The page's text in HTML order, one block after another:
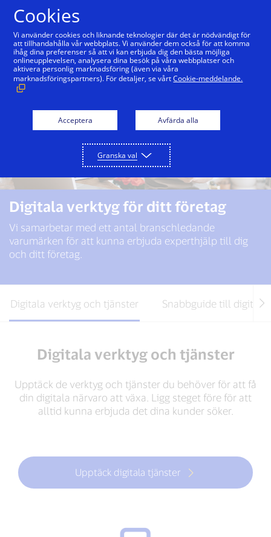
Digitala verktyg för ditt företag
Vi samarbetar med ett antal branschledande
varumärken för att kunna erbjuda experthjälp till dig
och ditt företag.
Digitala verktyg och tjänster Snabbguide till
Digitala verktyg och tjänster
Upptäck de verktyg och tjänster du behöver för att få
din digitala närvaro att växa. Ligg steget före för att
alltid kunna erbjuda det dina kunder söker.
Upptäck digitala tjänster
Cookies
Vi använder cookies och liknande teknologier där det är nödvändigt för
att tillhandahålla vår webbplats. Vi använder dem också för att komma
ihåg dina preferenser så att vi kan erbjuda dig den bästa möjliga
onlineupplevelsen, analysera dina besök på våra webbplatser och
aktivera personlig marknadsföring (även via våra
marknadsföringspartners). För detaljer, se vårtCookie-meddelande.
Acceptera Avfärda alla
Granska val